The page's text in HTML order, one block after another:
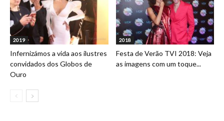
2019
Infernizámos a vida aos ilustres
convidados dos Globos de
Ouro
2018
Festa de Verão TVI 2018: Veja
as imagens com um toque...